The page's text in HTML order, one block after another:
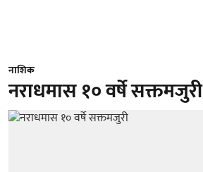
नाशिक
नराधमास १० वर्षे सक्तमजुरी